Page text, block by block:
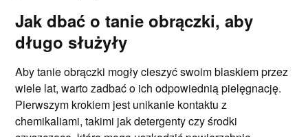
Jak dbać o tanie obrączki, aby
długo służyły
Aby tanie obrączki mogły cieszyć swoim blaskiem przez
wiele lat, warto zadbać o ich odpowiednią pielęgnację.
Pierwszym krokiem jest unikanie kontaktu z
chemikaliami, takimi jak detergenty czy środki